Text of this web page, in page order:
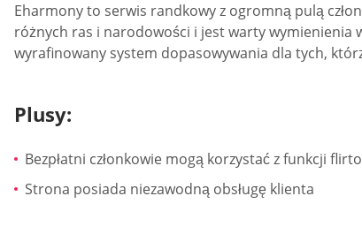
Eharmony to serwis randkowy z ogromną pulą
różnych ras i narodowości i jest warty wymienienia
wyrafinowany system dopasowywania dla tych,
Plusy:
Bezpłatni członkowie mogą korzystać z funkcji
Strona posiada niezawodną obsługę klienta